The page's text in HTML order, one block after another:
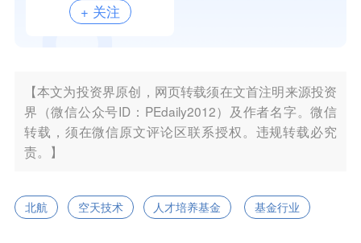
+ 关注
【本文为投资界原创，网页转载须在文首注明来源投资
界（微信公众号ID：PEdaily2012）及作者名字。微信
转载，须在微信原文评论区联系授权。违规转载必究
责。】
北航 空天技术 人才培养基金 基金行业